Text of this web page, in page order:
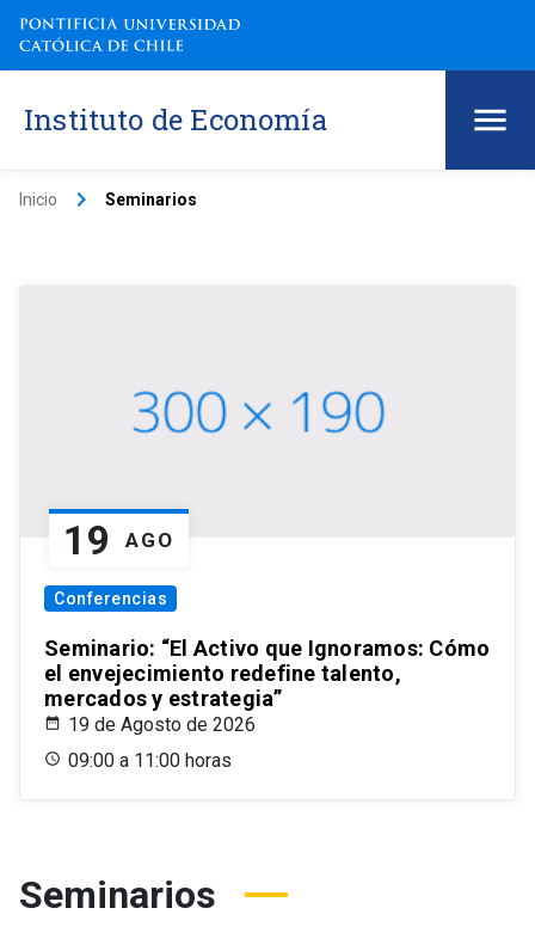
Instituto de Economía
Inicio keyboard_arrow_right Seminarios
19 AGO
Conferencias
Seminario: “El Activo que Ignoramos: Cómo
el envejecimiento redefine talento,
mercados y estrategia”
19 de Agosto de 2026
09:00 a 11:00 horas
Seminarios